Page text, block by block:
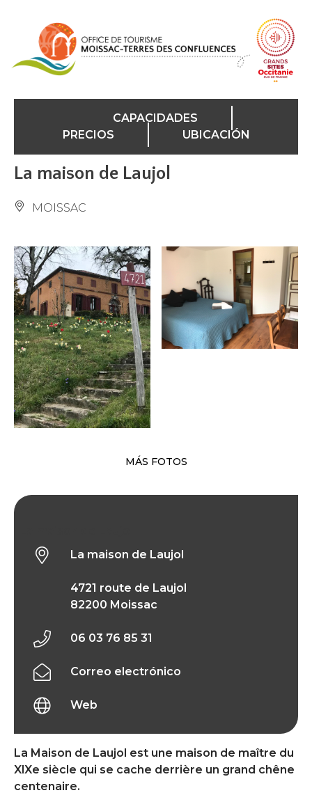
CAPACIDADES
PRECIOS
UBICACIÓN
La maison de Laujol
MOISSAC
MÁS FOTOS
La Maison de Laujol est une maison de maître du
XlXe siècle qui se cache derrière un grand chêne
centenaire.
La maison de Laujol
4721 route de Laujol
82200 Moissac
06 03 76 85 31
Correo electrónico
Web